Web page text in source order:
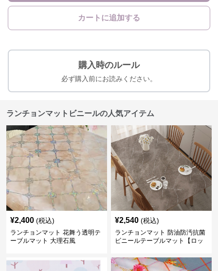
カートに追加する
購入時のルール
必ず購入前にお読みください。
ランチョンマットビニールの人気アイテム
¥2,400 (税込)
ランチョンマット 花舞う透明テ
ーブルマット 大理石風
¥2,540 (税込)
ランチョンマット 防油防汚抗菌
ビニールテーブルマット【ロッ